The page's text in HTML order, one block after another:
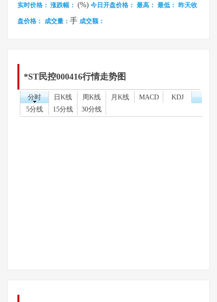
实时价格： 涨跌幅： (%) 今日开盘价格： 最高： 最低： 昨天收
盘价格： 成交量： 手 成交额：
*ST民控000416行情走势图
分时 日K线 周K线 月K线 MACD
KDJ
5分线
15分线 30分线